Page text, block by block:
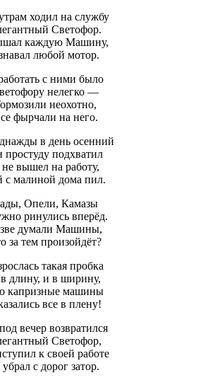
ходил на службу
Светофор.
каждую Машину,
любой мотор.
с ними было
нелегко —
неохотно,
фырчали на него.
в день осенний
простуду подхватил
вышел на работу,
с малиной дома пил.
Опели, Камазы
ринулись вперёд.
думали Машины,
за тем произойдёт?
такая пробка
длину, и в ширину,
капризные машины
все в плену!
вечер возвратился
Светофор,
к своей работе
с дорог затор.